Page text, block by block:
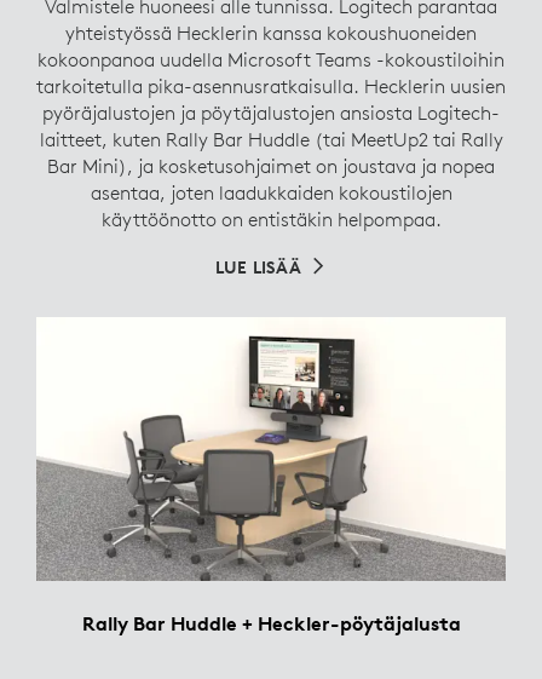
Valmistele huoneesi alle tunnissa. Logitech parantaa
yhteistyössä Hecklerin kanssa kokoushuoneiden
kokoonpanoa uudella Microsoft Teams -kokoustiloihin
tarkoitetulla pika-asennusratkaisulla. Hecklerin uusien
pyöräjalustojen ja pöytäjalustojen ansiosta Logitech-
laitteet, kuten Rally Bar Huddle (tai MeetUp2 tai Rally
Bar Mini), ja kosketusohjaimet on joustava ja nopea
asentaa, joten laadukkaiden kokoustilojen
käyttöönotto on entistäkin helpompaa.
LUE LISÄÄ
Rally Bar Huddle + Heckler-pöytäjalusta